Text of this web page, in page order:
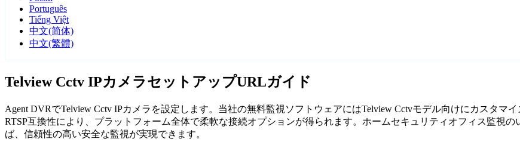
Português
Tiếng Việt
中文(简体)
中文(繁體)
Telview Cctv IPカメラセットアップURLガイド
Agent DVRでTelview Cctv IPカメラを設定します。当社の無料監視ソフトウェアにはTelview Cctvモデル向けにカスタ
RTSP互換性により、プラットフォーム全体で柔軟な接続オプションが得られます。ホームセキュリティオフィス監視
ば、信頼性の高い安全な監視が実現できます。